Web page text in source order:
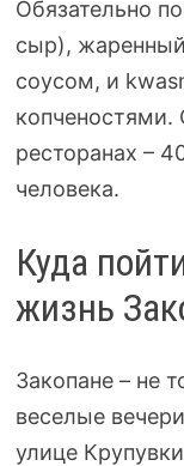
Обязательно
сыр),
соусом, и
копченостями.
ресторанах –
человека.
Куда
жизнь
Закопане – не
веселые
улице